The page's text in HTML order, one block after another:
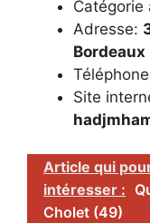
Catégorie
Adresse:
Bordeaux
Site
Article qui
intéresser :
Cholet (49)